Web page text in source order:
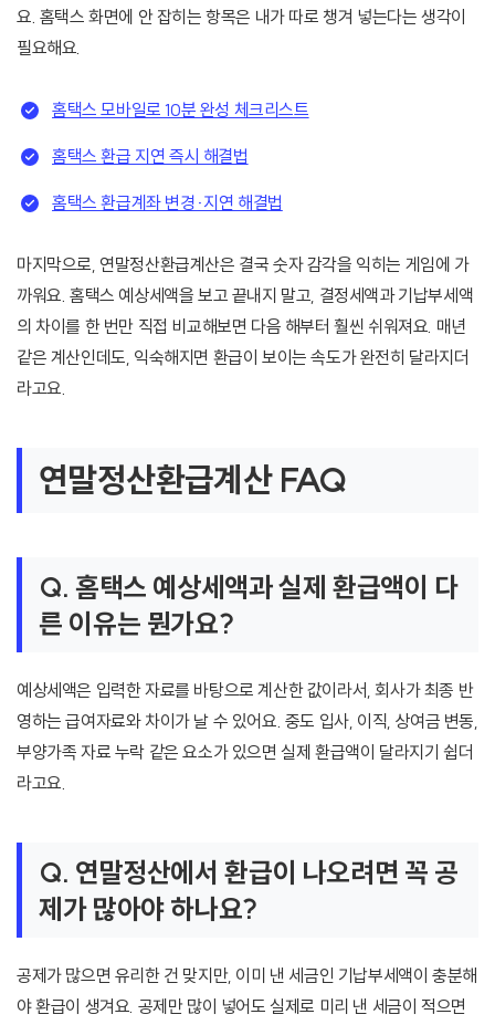
요. 홈택스 화면에 안 잡히는 항목은 내가 따로 챙겨 넣는다는 생각이
필요해요.
홈택스 모바일로 10분 완성 체크리스트
홈택스 환급 지연 즉시 해결법
홈택스 환급계좌 변경·지연 해결법
마지막으로, 연말정산환급계산은 결국 숫자 감각을 익히는 게임에 가
까워요. 홈택스 예상세액을 보고 끝내지 말고, 결정세액과 기납부세액
의 차이를 한 번만 직접 비교해보면 다음 해부터 훨씬 쉬워져요. 매년
같은 계산인데도, 익숙해지면 환급이 보이는 속도가 완전히 달라지더
라고요.
연말정산환급계산 FAQ
Q. 홈택스 예상세액과 실제 환급액이 다
른 이유는 뭔가요?
예상세액은 입력한 자료를 바탕으로 계산한 값이라서, 회사가 최종 반
영하는 급여자료와 차이가 날 수 있어요. 중도 입사, 이직, 상여금 변동,
부양가족 자료 누락 같은 요소가 있으면 실제 환급액이 달라지기 쉽더
라고요.
Q. 연말정산에서 환급이 나오려면 꼭 공
제가 많아야 하나요?
공제가 많으면 유리한 건 맞지만, 이미 낸 세금인 기납부세액이 충분해
야 환급이 생겨요. 공제만 많이 넣어도 실제로 미리 낸 세금이 적으면